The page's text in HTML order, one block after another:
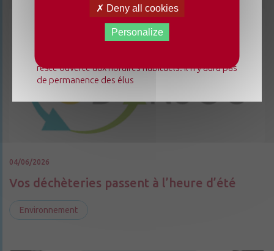
04/06/2026
Vos déchèteries passent à l’heure d’été
Environnement
Du lundi 3 août au dimanche 23 août 2026, la
mairie déléguée de Chenillé-Changé adapte ses
horaires ⚠ Elle sera fermée les jeudis, ouverte les
lundis 3, 10 et 17 août de 9h à 12h. L'accueil de la
reste ouverte aux horaires habituels. Il n'y aura pas
de permanence des élus
Deny all cookies
Personalize